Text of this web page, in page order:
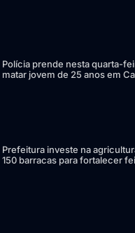
Polícia prende nesta quarta-
matar jovem de 25 anos em
Prefeitura investe na
150 barracas para fortalecer